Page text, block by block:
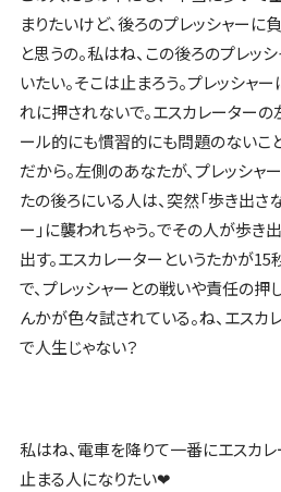
まりたいけど、後ろのプレッシャーに
と思うの。私はね、この後ろのプレ
いたい。そこは止まろう。プレッシャ
れに押されないで。エスカレーター
ール的にも慣習的にも問題のないこ
だから。左側のあなたが、プレッシャ
たの後ろにいる人は、突然「歩き出さ
ー」に襲われちゃう。でその人が歩き
出す。エスカレーターというたかが
で、プレッシャーとの戦いや責任の
んかが色々試されている。ね、エスカ
で人生じゃない？
私はね、電車を降りて一番にエスカ
止まる人になりたい❤